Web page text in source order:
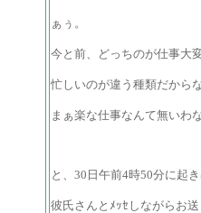
ぁぅ。
今と前、どっちのが仕事大
忙しいのが違う種類だから
まぁ楽な仕事なんて無い
と、30日午前4時50分に起
彼氏さんとﾒｯｾしながらお